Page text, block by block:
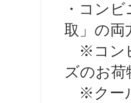
・コンビ
取」の両
※コンビ
ズのお
※クール